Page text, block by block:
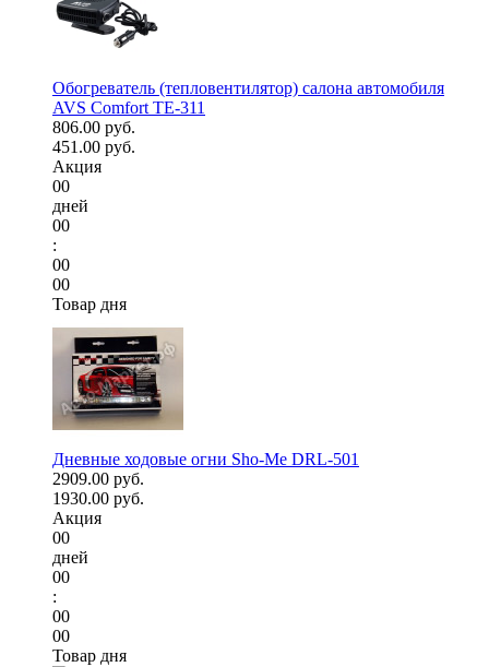
Обогреватель (тепловентилятор) салона автомобиля
AVS Comfort TE-311
806.00 руб.
451.00 руб.
Акция
00
дней
00
:
00
00
Товар дня
Дневные ходовые огни Sho-Me DRL-501
2909.00 руб.
1930.00 руб.
Акция
00
дней
00
:
00
00
Товар дня